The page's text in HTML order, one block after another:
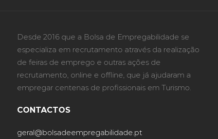
Desde 2016 que a Bolsa de Empregabilidade se
especializa em recrutamento através da realização
de feiras de emprego e outras ações de
recrutamento, online e offline, que já ajudaram a
empregar centenas de profissionais em Turismo.
CONTACTOS
geral@bolsadeempregabilidade.pt